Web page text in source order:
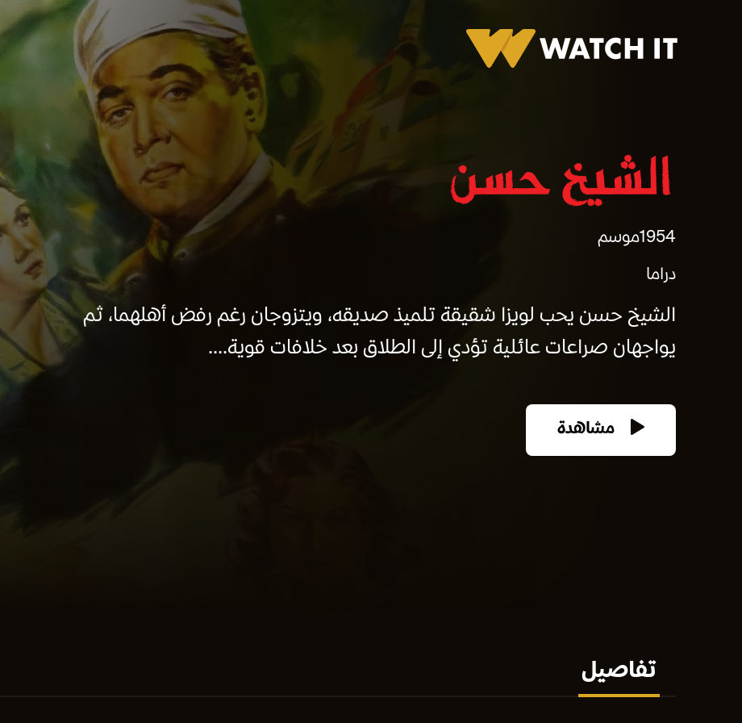
1954موسم
دراما
الشيخ حسن يحب لويزا شقيقة تلميذ صديقه، ويتزوجان رغم رفض أهلهما، ثم
يواجهان صراعات عائلية تؤدي إلى الطلاق بعد خلافات قوية....
مشاهدة
تفاصيل